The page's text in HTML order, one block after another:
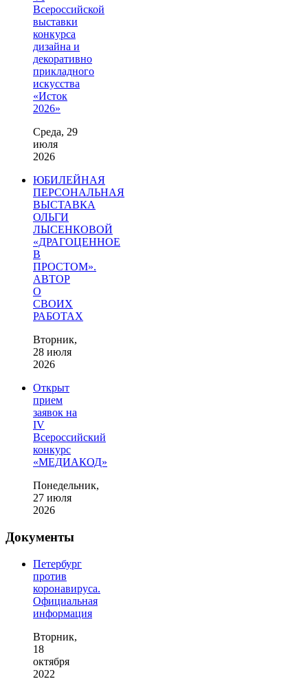
Всероссийской
выставки
конкурса
дизайна и
декоративно
прикладного
искусства
«Исток
2026»
Среда, 29
июля
2026
ЮБИЛЕЙНАЯ
ПЕРСОНАЛЬНАЯ
ВЫСТАВКА
ОЛЬГИ
ЛЫСЕНКОВОЙ
«ДРАГОЦЕННОЕ
В
ПРОСТОМ».
АВТОР
О
СВОИХ
РАБОТАХ
Вторник,
28 июля
2026
Открыт
прием
заявок на
IV
Всероссийский
конкурс
«МЕДИАКОД»
Понедельник,
27 июля
2026
Документы
Петербург
против
коронавируса.
Официальная
информация
Вторник,
18
октября
2022